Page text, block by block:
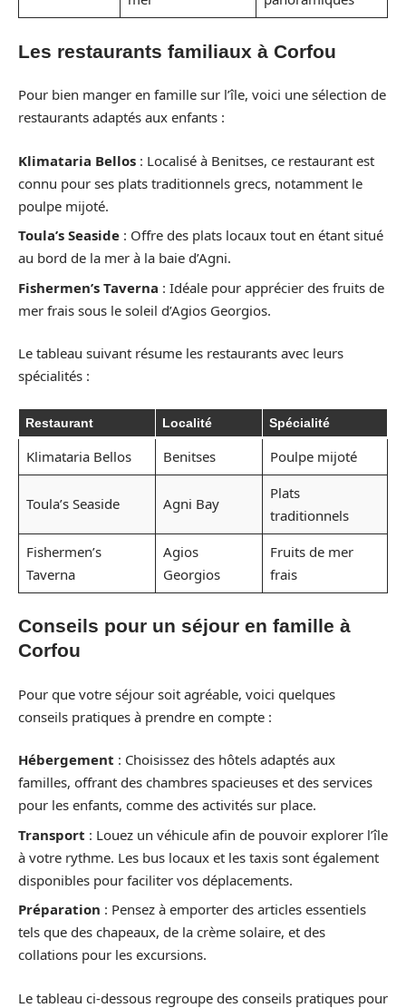
Les restaurants familiaux à Corfou
Pour bien manger en famille sur l’île, voici une sélection de
restaurants adaptés aux enfants :
Klimataria Bellos : Localisé à Benitses, ce restaurant est
connu pour ses plats traditionnels grecs, notamment le
poulpe mijoté.
Toula’s Seaside : Offre des plats locaux tout en étant situé
au bord de la mer à la baie d’Agni.
Fishermen’s Taverna : Idéale pour apprécier des fruits de
mer frais sous le soleil d’Agios Georgios.
Le tableau suivant résume les restaurants avec leurs
spécialités :
Restaurant Localité Spécialité
Klimataria Bellos Benitses Poulpe mijoté
Toula’s Seaside Agni Bay
Plats
traditionnels
Fishermen’s
Taverna
Agios
Georgios
Fruits de mer
frais
Conseils pour un séjour en famille à
Corfou
Pour que votre séjour soit agréable, voici quelques
conseils pratiques à prendre en compte :
Hébergement : Choisissez des hôtels adaptés aux
familles, offrant des chambres spacieuses et des services
pour les enfants, comme des activités sur place.
Transport : Louez un véhicule afin de pouvoir explorer l’île
à votre rythme. Les bus locaux et les taxis sont également
disponibles pour faciliter vos déplacements.
Préparation : Pensez à emporter des articles essentiels
tels que des chapeaux, de la crème solaire, et des
collations pour les excursions.
Le tableau ci-dessous regroupe des conseils pratiques pour